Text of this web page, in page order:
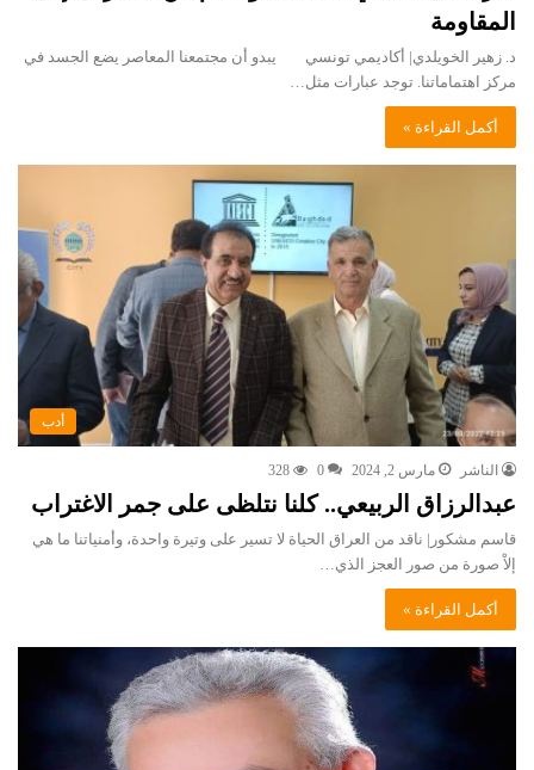
المقاومة
د. زهير الخويلدي| أكاديمي تونسي يبدو أن مجتمعنا المعاصر يضع الجسد في
مركز اهتماماتنا. توجد عبارات مثل…
أكمل القراءة »
أدب
الناشر مارس 2, 2024 0
328
عبدالرزاق الربيعي.. كلنا نتلظى على جمر الاغتراب
قاسم مشكور| ناقد من العراق الحياة لا تسير على وتيرة واحدة، وأمنياتنا ما هي
إلاْ صورة من صور العجز الذي…
أكمل القراءة »